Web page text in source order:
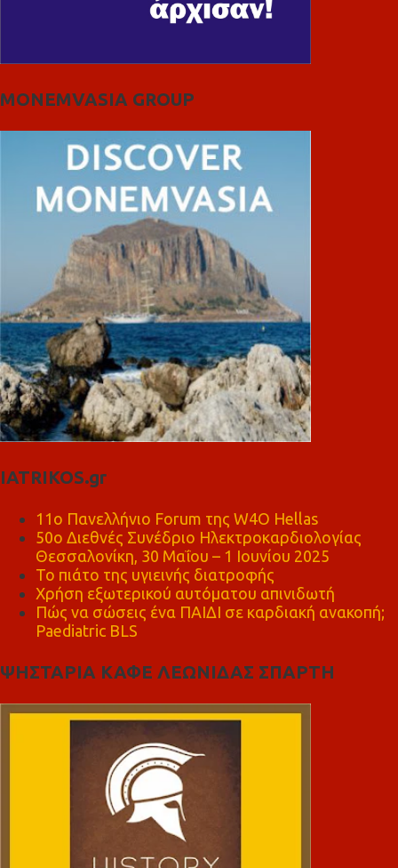
MONEMVASIA GROUP
IATRIKOS.gr
11ο Πανελλήνιο Forum της W4O Hellas
50ο Διεθνές Συνέδριο Ηλεκτροκαρδιολογίας
Θεσσαλονίκη, 30 Μαΐου – 1 Ιουνίου 2025
Το πιάτο της υγιεινής διατροφής
Χρήση εξωτερικού αυτόματου απινιδωτή
Πώς να σώσεις ένα ΠΑΙΔΙ σε καρδιακή ανακοπή;
Paediatric BLS
ΨΗΣΤΑΡΙΑ ΚΑΦΕ ΛΕΩΝΙΔΑΣ ΣΠΑΡΤΗ